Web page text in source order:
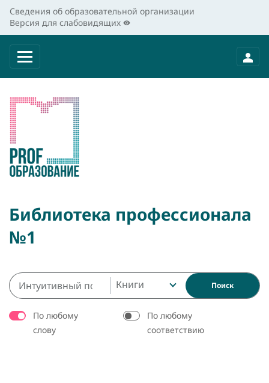
Сведения об образовательной организации
Версия для слабовидящих
Библиотека профессионала
№1
Книги Поиск
По любому
слову
По любому
соответствию